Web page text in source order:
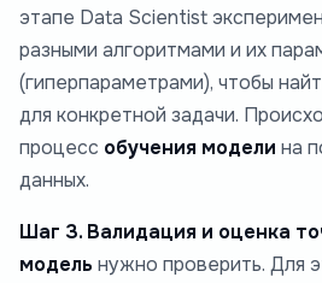
этапе Data Scientist
разными алгоритмами и их
(гиперпараметрами), чтобы
для конкретной задачи.
процесс обучения модели на
данных.
Шаг 3. Валидация и оценка
модель нужно проверить. Для